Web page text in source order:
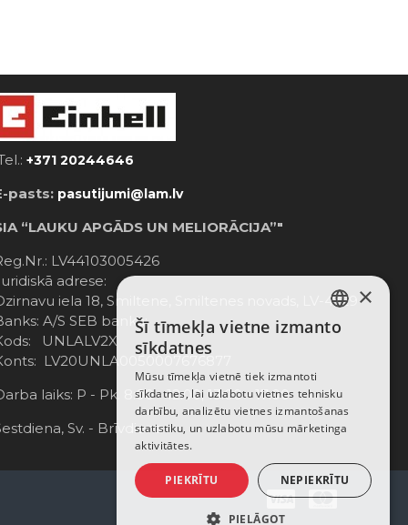
+371 20244646
pasts: pasutijumi@lam.lv
“LAUKU APGĀDS UN MELIORĀCIJA”"
LV44103005426
adrese:
iela 18, Smiltene, Smiltenes novads, LV-4729
A/S SEB banka;
UNLALV2X
LV20UNLA0050007676877
laiks: P - Pk. 8:00 - 12:00; 13:00 - 17:00
Sv. - Brīvdiena
LATVIAN
ENGLISH
×
Šī tīmekļa vietne izmanto
sīkdatnes
Mūsu tīmekļa vietnē tiek izmantoti
sīkdatnes, lai uzlabotu vietnes tehnisku
darbību, analizētu vietnes izmantošanas
statistiku, un uzlabotu mūsu mārketinga
aktivitātes.
PIEKRĪTU NEPIEKRĪTU
PIELĀGOT